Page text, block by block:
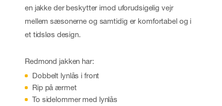
en jakke der beskytter imod uforudsigelig vejr
mellem sæsonerne og samtidig er komfortabel og i
et tidsløs design.
Redmond jakken har:
Dobbelt lynlås i front
Rip på ærmet
To sidelommer med lynlås